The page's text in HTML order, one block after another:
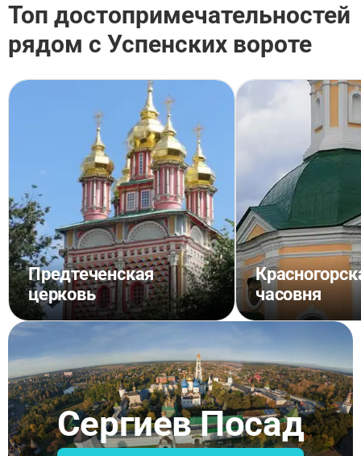
Топ достопримечательностей
рядом с Успенских вороте
Предтеченская
церковь
часовня
Сергиев Посад